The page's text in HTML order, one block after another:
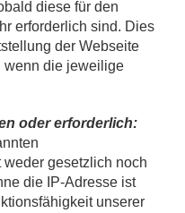
diese für den
erforderlich sind. Dies
der Webseite
wenn die jeweilige
oder erforderlich:
gesetzlich noch
die IP-Adresse ist
unserer